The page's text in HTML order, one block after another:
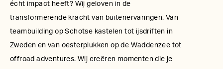
écht impact heeft? Wij geloven in de
transformerende kracht van buitenervaringen. Van
teambuilding op Schotse kastelen tot ijsdriften in
Zweden en van oesterplukken op de Waddenzee tot
offroad adventures. Wij creëren momenten die je